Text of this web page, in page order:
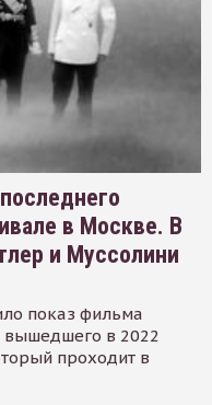
в Москве. В
и Муссолини
показ фильма
вышедшего в 2022
проходит в